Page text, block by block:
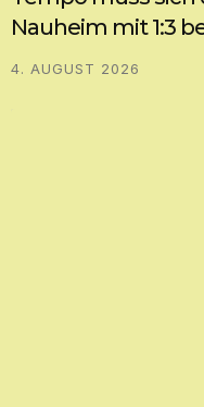
Nauheim mit 1:3
4. AUGUST 2026